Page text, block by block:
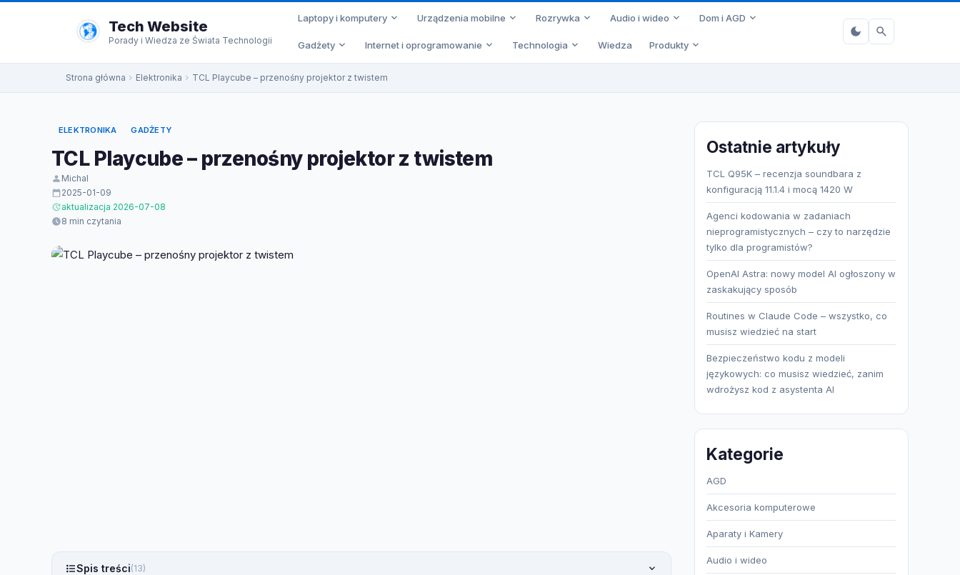
do
Tech Website
Porady i Wiedza ze Świata Technologii
Laptopy i komputery Urządzenia mobilne Rozrywka Audio i wideo Dom i AGD
Gadżety Internet i oprogramowanie Technologia Wiedza Produkty
Strona główna Elektronika TCL Playcube – przenośny projektor z twistem
ELEKTRONIKA GADŻETY
TCL Playcube – przenośny projektor z twistem
Michal
2025-01-09
aktualizacja 2026-07-08
8 min czytania
Spis treści(13)
Ostatnie artykuły
TCL Q95K – recenzja soundbara z
konfiguracją 11.1.4 i mocą 1420 W
Agenci kodowania w zadaniach
nieprogramistycznych – czy to narzędzie
tylko dla programistów?
OpenAI Astra: nowy model AI ogłoszony w
zaskakujący sposób
Routines w Claude Code – wszystko, co
musisz wiedzieć na start
Bezpieczeństwo kodu z modeli
językowych: co musisz wiedzieć, zanim
wdrożysz kod z asystenta AI
Kategorie
AGD
Akcesoria komputerowe
Aparaty i Kamery
Audio i wideo